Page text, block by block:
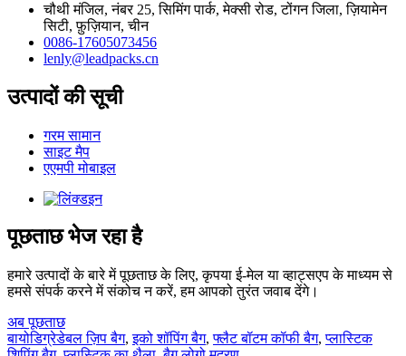
चौथी मंजिल, नंबर 25, सिमिंग पार्क, मेक्सी रोड, टोंगन जिला, ज़ियामेन
सिटी, फ़ुज़ियान, चीन
0086-17605073456
lenly@leadpacks.cn
उत्पादों की सूची
गरम सामान
साइट मैप
एएमपी मोबाइल
पूछताछ भेज रहा है
हमारे उत्पादों के बारे में पूछताछ के लिए, कृपया ई-मेल या व्हाट्सएप के माध्यम से
हमसे संपर्क करने में संकोच न करें, हम आपको तुरंत जवाब देंगे।
अब पूछताछ
बायोडिग्रेडेबल ज़िप बैग,इको शॉपिंग बैग,फ्लैट बॉटम कॉफी बैग,प्लास्टिक